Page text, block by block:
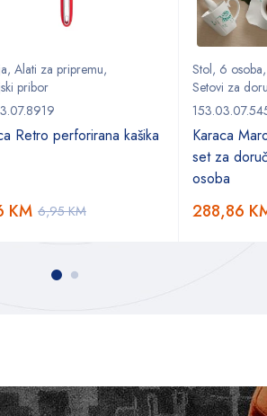
, Alati za pripremu,
pribor
Retro perforirana kašika
6,95KM
KM
Stol, 6 osoba,
Setovi za
Karaca
set za
osoba
288,86